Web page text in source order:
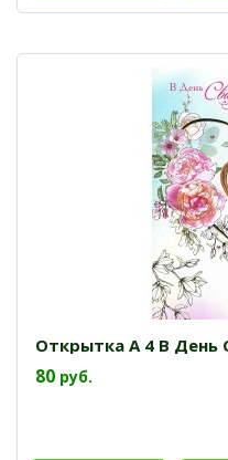
Открытка А 4 В День
80 руб.